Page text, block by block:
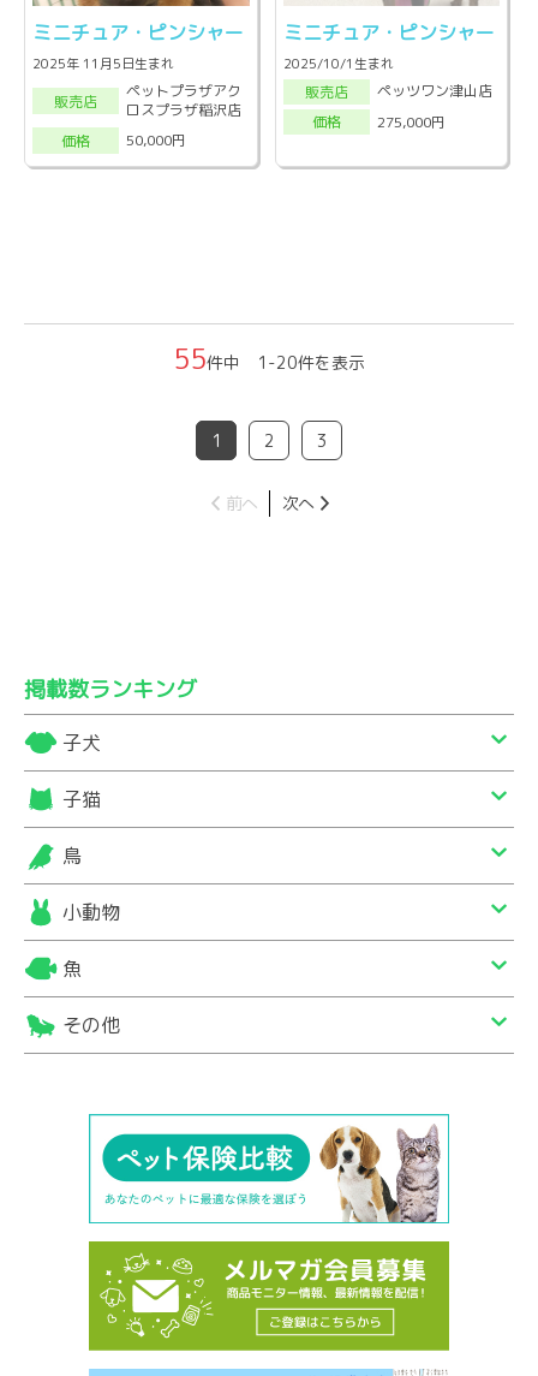
ミニチュア・ピンシャー
2025年 11月5日生まれ
販売店
ペットプラザアク
ロスプラザ稲沢店
価格
50,000円
ミニチュア・ピンシャー
2025/10/1生まれ
販売店
ペッツワン津山店
価格
275,000円
55件中 1-20件を表示
1 2 3
前へ 次へ
掲載数ランキング
子犬
子猫
鳥
小動物
魚
その他